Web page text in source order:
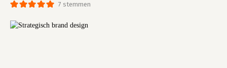
7 stemmen